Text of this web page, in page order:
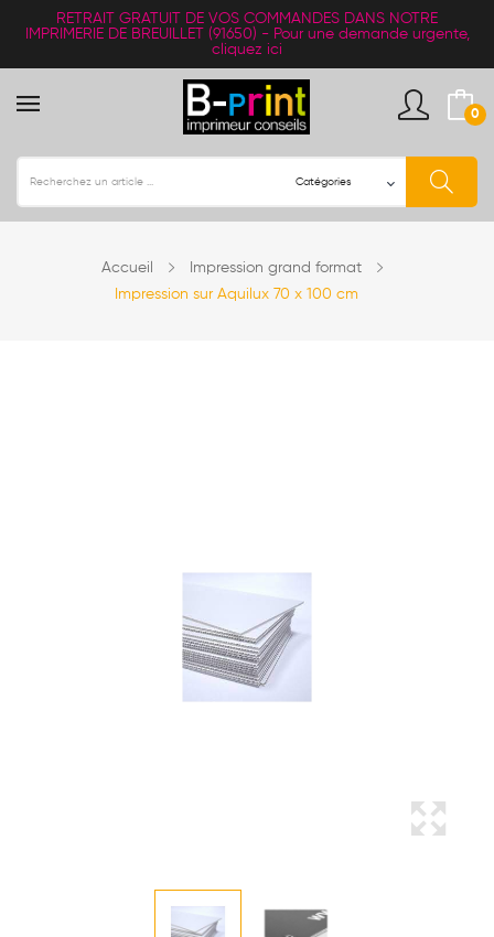
RETRAIT GRATUIT
DE VOS COMMANDES DANS NOTRE
IMPRIMERIE DE BREUILLET (91650) - Pour une demande urgente,
cliquez ici
0
Accueil
Impression grand format
Impression sur Aquilux 70 x 100 cm